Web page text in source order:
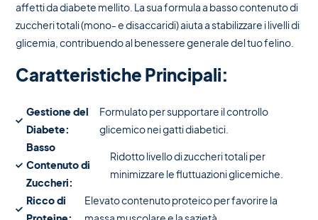
affetti da diabete mellito. La sua formula a basso contenuto di
zuccheri totali (mono- e disaccaridi) aiuta a stabilizzare i livelli di
glicemia, contribuendo al benessere generale del tuo felino.
Caratteristiche Principali:
Gestione del
Diabete:
Formulato per supportare il controllo
glicemico nei gatti diabetici.
Basso
Contenuto di
Zuccheri:
Ridotto livello di zuccheri totali per
minimizzare le fluttuazioni glicemiche.
Ricco di
Elevato contenuto proteico per favorire la